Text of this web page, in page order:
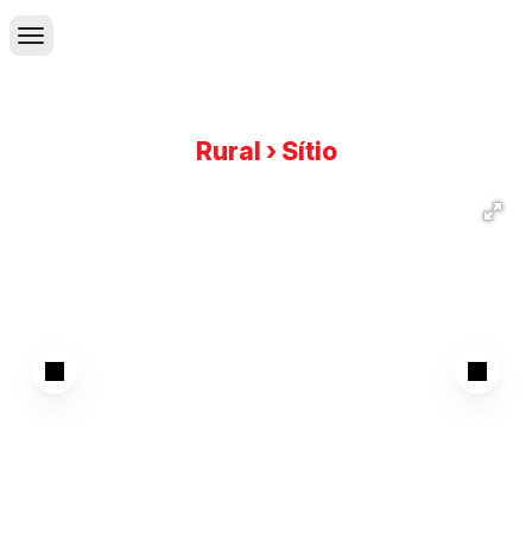
Rural › Sítio